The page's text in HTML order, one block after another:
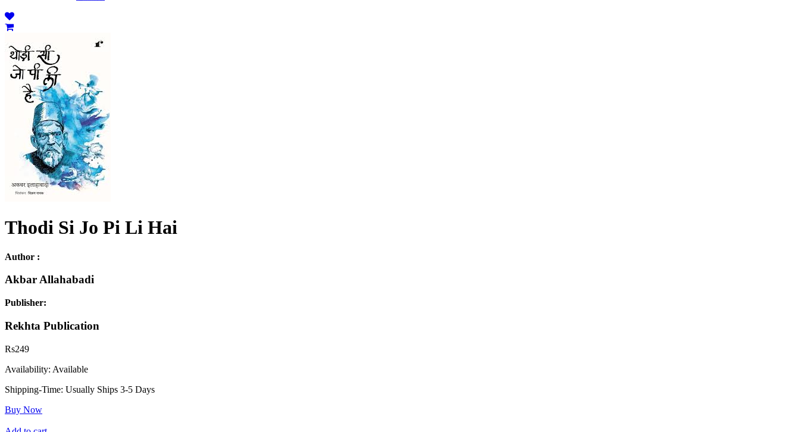
Thodi Si Jo Pi Li Hai
Author :
Akbar Allahabadi
Publisher:
Rekhta Publication
Rs249
Availability: Available
Shipping-Time: Usually Ships 3-5 Days
Buy Now